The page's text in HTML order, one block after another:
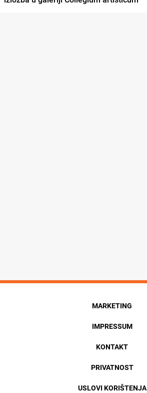
MARKETING
IMPRESSUM
KONTAKT
PRIVATNOST
USLOVI KORIŠTENJA